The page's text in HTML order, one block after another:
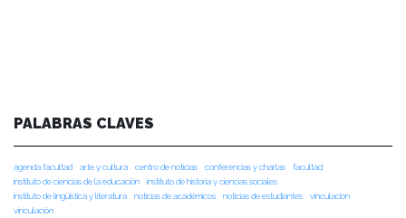
PALABRAS CLAVES
agenda facultad arte y cultura centro de noticias conferencias y charlas
facultad
instituto de ciencias de la educación
instituto de historia y ciencias sociales
instituto de lingüística y literatura
noticias de académicos noticias de estudiantes
vinculacion
vinculación